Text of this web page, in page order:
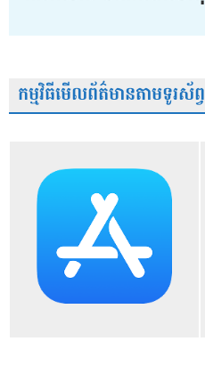
កម្មវិធីមើលព័ត៌មានតាមទូរស័ព្វ